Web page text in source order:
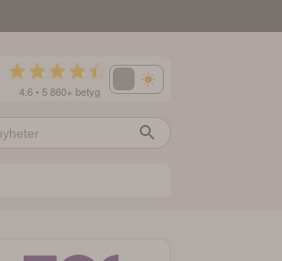
4.6 • 5 860+ betyg